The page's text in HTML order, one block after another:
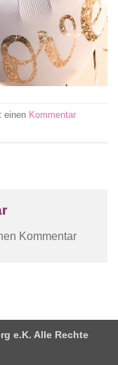
einen Kommentar
Kommentar
e.K. Alle Rechte